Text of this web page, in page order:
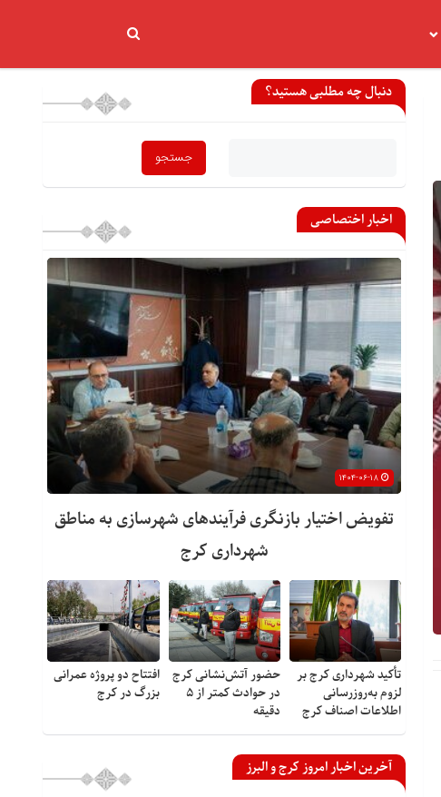
دنبال چه مطلبی هستید؟
اخبار اختصاصی
تفویض اختیار بازنگری فرآیندهای شهرسازی به مناطق
شهرداری کرج
تأکید شهرداری کرج بر
لزوم به‌روزرسانی
اطلاعات اصناف کرج
حضور آتش‌نشانی کرج
در حوادث کمتر از ۵
دقیقه
افتتاح دو پروژه عمرانی
بزرگ در کرج
آخرین اخبار امروز کرج و البرز